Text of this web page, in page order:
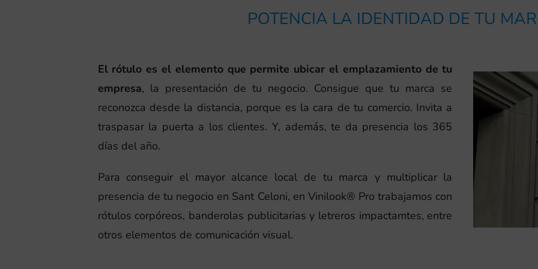
POTENCIA LA IDENTIDAD DE TU
El rótulo es el elemento que permite ubicar el emplazamiento de tu
empresa, la presentación de tu negocio. Consigue que tu marca se
reconozca desde la distancia, porque es la cara de tu comercio. Invita a
traspasar la puerta a los clientes. Y, además, te da presencia los 365
días del año.
Para conseguir el mayor alcance local de tu marca y multiplicar la
presencia de tu negocio en Sant Celoni, en Vinilook® Pro trabajamos con
rótulos corpóreos, banderolas publicitarias y letreros impactamtes, entre
otros elementos de comunicación visual.